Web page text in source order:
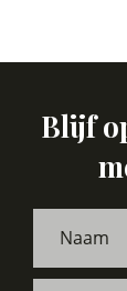
Blijf